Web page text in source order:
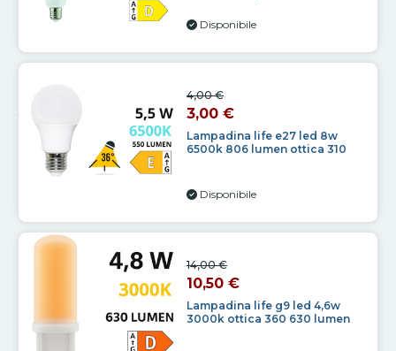
Disponibile
Lampadina life e27 led 8w
6500k 806 lumen ottica 310
4,00 €
3,00 €
Disponibile
Lampadina life g9 led 4,6w
3000k ottica 360 630 lumen
14,00 €
10,50 €